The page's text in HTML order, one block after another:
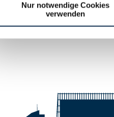
Nur notwendige Cookies
verwenden